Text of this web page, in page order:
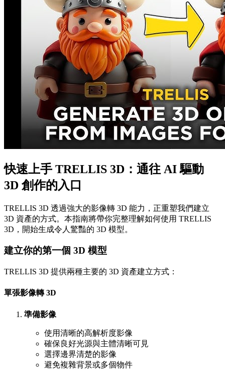
快速上手 TRELLIS 3D：通往 AI 驅動
3D 創作的入口
TRELLIS 3D 透過強大的影像轉 3D 能力，正重塑我們建立
3D 資產的方式。本指南將帶你完整理解如何使用 TRELLIS
3D，開始生成令人驚豔的 3D 模型。
建立你的第一個 3D 模型
TRELLIS 3D 提供兩種主要的 3D 資產建立方式：
單張影像轉 3D
準備影像
使用清晰的高解析度影像
確保良好光源與主體清晰可見
選擇邊界清楚的影像
避免複雜背景或多個物件